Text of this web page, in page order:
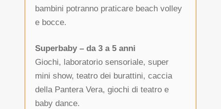
bambini potranno praticare beach volley
e bocce.
Superbaby – da 3 a 5 anni
Giochi, laboratorio sensoriale, super
mini show, teatro dei burattini, caccia
della Pantera Vera, giochi di teatro e
baby dance.